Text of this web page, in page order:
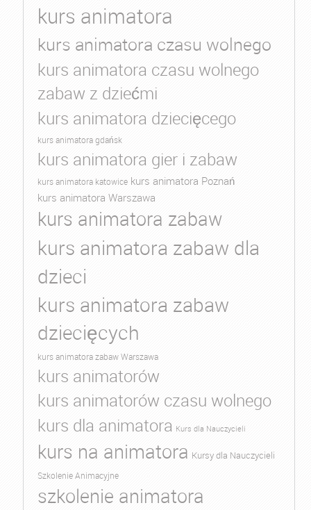
kurs animatora
kurs animatora czasu wolnego
kurs animatora czasu wolnego
zabaw z dziećmi
kurs animatora dziecięcego
kurs animatora gdańsk
kurs animatora gier i zabaw
kurs animatora katowice kurs animatora Poznań
kurs animatora Warszawa
kurs animatora zabaw
kurs animatora zabaw dla
dzieci
kurs animatora zabaw
dziecięcych
kurs animatora zabaw Warszawa
kurs animatorów
kurs animatorów czasu wolnego
kurs dla animatora Kurs dla Nauczycieli
kurs na animatora Kursy dla Nauczycieli
Szkolenie Animacyjne
szkolenie animatora